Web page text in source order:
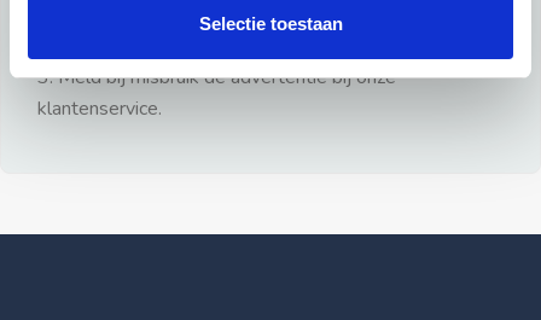
Selectie toestaan
3: Meld bij misbruik de advertentie bij onze
klantenservice.